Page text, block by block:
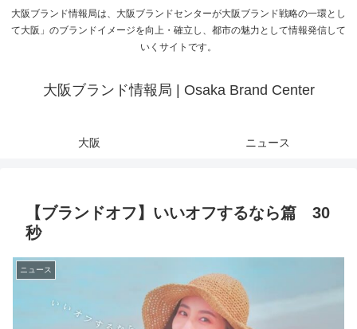
大阪ブランド情報局は、大阪ブランドセンターが大阪ブランド戦略の一環とし
て大阪」のブランドイメージを向上・確立し、都市の魅力として情報発信して
いくサイトです。
大阪ブランド情報局 | Osaka Brand Center
大阪 ニュース
【ブランドオフ】いいオフするなら篇 30
秒
ニュース